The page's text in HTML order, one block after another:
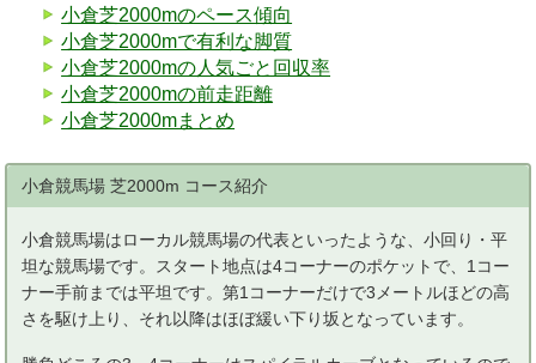
小倉芝2000mのペース傾向
小倉芝2000mで有利な脚質
小倉芝2000mの人気ごと回収率
小倉芝2000mの前走距離
小倉芝2000mまとめ
小倉競馬場 芝2000m コース紹介
小倉競馬場はローカル競馬場の代表といったような、小回り・平
坦な競馬場です。スタート地点は4コーナーのポケットで、1コー
ナー手前までは平坦です。第1コーナーだけで3メートルほどの高
さを駆け上り、それ以降はほぼ緩い下り坂となっています。